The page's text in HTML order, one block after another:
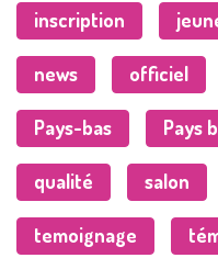
inscription
news officiel
Pays-bas Pays
qualité salon
temoignage